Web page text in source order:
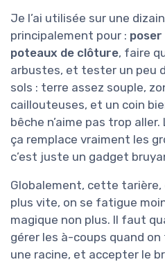
Je l’ai utilisée sur une
principalement pour : poser
poteaux de clôture, faire
arbustes, et tester un peu
sols : terre assez souple,
caillouteuses, et un coin
bêche n’aime pas trop aller.
ça remplace vraiment les
c’est juste un gadget
Globalement, cette tarière,
plus vite, on se fatigue
magique non plus. Il faut
gérer les à-coups quand
une racine, et accepter le